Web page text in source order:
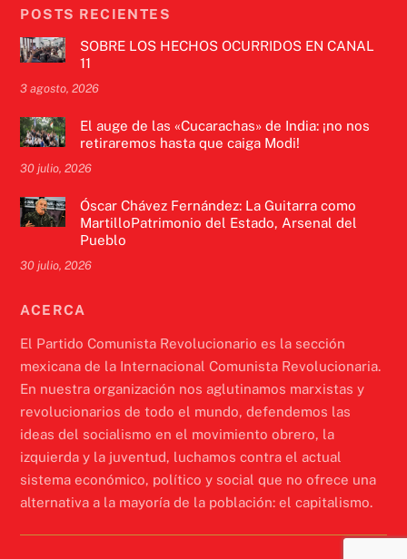
POSTS RECIENTES
SOBRE LOS HECHOS OCURRIDOS EN CANAL
11
3 agosto, 2026
El auge de las «Cucarachas» de India: ¡no nos
retiraremos hasta que caiga Modi!
30 julio, 2026
Óscar Chávez Fernández: La Guitarra como
MartilloPatrimonio del Estado, Arsenal del
Pueblo
30 julio, 2026
ACERCA
El Partido Comunista Revolucionario es la sección
mexicana de la Internacional Comunista Revolucionaria.
En nuestra organización nos aglutinamos marxistas y
revolucionarios de todo el mundo, defendemos las
ideas del socialismo en el movimiento obrero, la
izquierda y la juventud, luchamos contra el actual
sistema económico, político y social que no ofrece una
alternativa a la mayoría de la población: el capitalismo.